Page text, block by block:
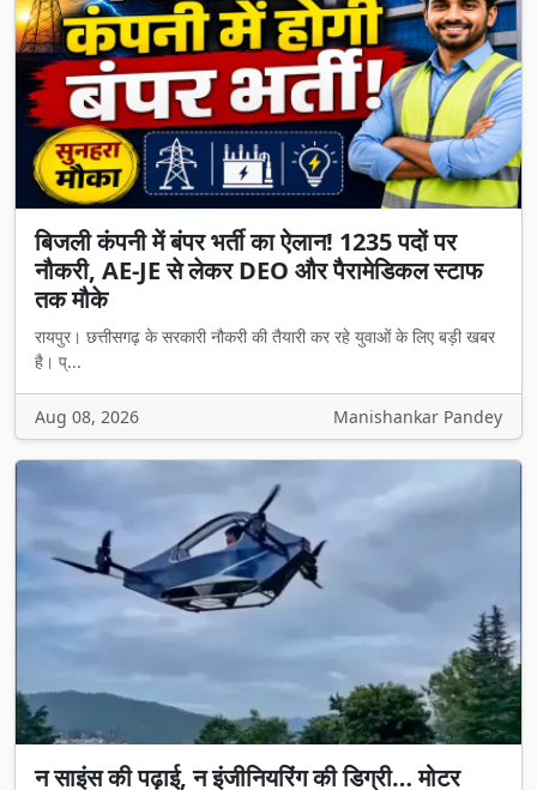
बिजली कंपनी में बंपर भर्ती का ऐलान! 1235 पदों पर
नौकरी, AE-JE से लेकर DEO और पैरामेडिकल स्टाफ
तक मौके
रायपुर। छत्तीसगढ़ के सरकारी नौकरी की तैयारी कर रहे युवाओं के लिए बड़ी खबर
है। प्...
Aug 08, 2026 Manishankar Pandey
न साइंस की पढ़ाई, न इंजीनियरिंग की डिग्री… मोटर